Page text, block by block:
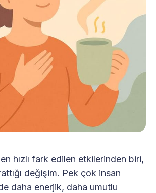
en hızlı fark edilen etkilerinden biri,
değişim. Pek çok insan
daha enerjik, daha umutlu